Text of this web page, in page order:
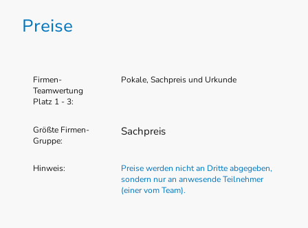
Preise
Firmen-
Teamwertung
Platz 1 - 3:
Pokale, Sachpreis und Urkunde
Größte Firmen-
Gruppe:
Sachpreis
Hinweis:
Preise werden nicht an Dritte abgegeben,
sondern nur an anwesende Teilnehmer
(einer vom Team).